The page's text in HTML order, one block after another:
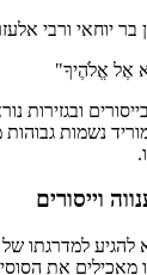
יוחאי ורבי
אֶל אֱלֹהֶיךָ"
מוריד נשמות
וייסורים
להגיע למדרגתו
מאכילים את